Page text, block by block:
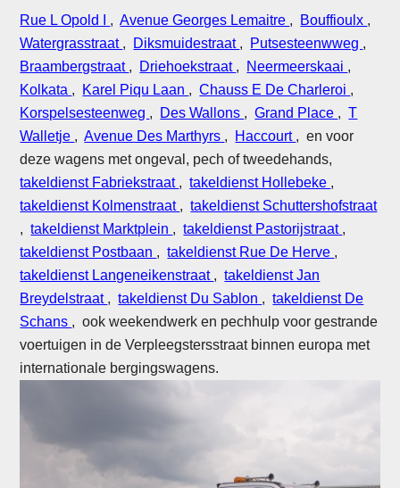
Rue L Opold I ,Avenue Georges Lemaitre , Bouffioulx ,
Watergrasstraat , Diksmuidestraat , Putsesteenwweg ,
Braambergstraat , Driehoekstraat , Neermeerskaai ,
Kolkata , Karel Piqu Laan ,Chauss E De Charleroi ,
Korspelsesteenweg , Des Wallons ,Grand Place ,T
Walletje ,Avenue Des Marthyrs , Haccourt , en voor
deze wagens met ongeval, pech of tweedehands,
takeldienst Fabriekstraat ,takeldienst Hollebeke ,
takeldienst Kolmenstraat ,takeldienst Schuttershofstraat
,takeldienst Marktplein ,takeldienst Pastorijstraat ,
takeldienst Postbaan ,takeldienst Rue De Herve ,
takeldienst Langeneikenstraat ,takeldienst Jan
Breydelstraat ,takeldienst Du Sablon ,takeldienst De
Schans , ook weekendwerk en pechhulp voor gestrande
voertuigen in de Verpleegstersstraat binnen europa met
internationale bergingswagens.